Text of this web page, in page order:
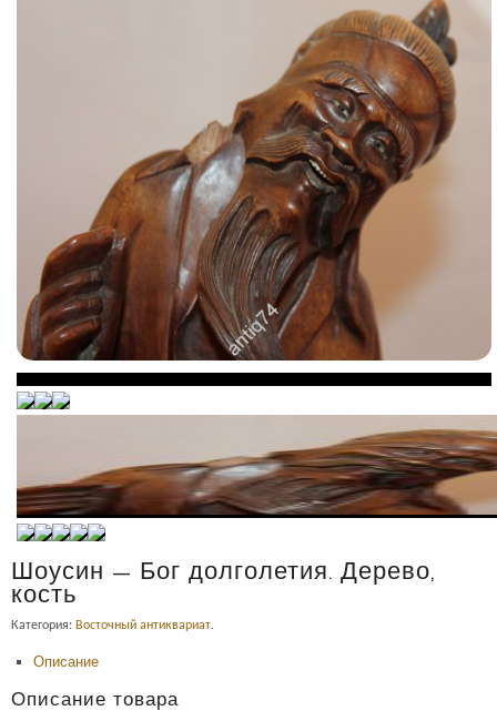
Шоусин — Бог долголетия. Дерево,
кость
Категория: Восточный антиквариат.
Описание
Описание товара